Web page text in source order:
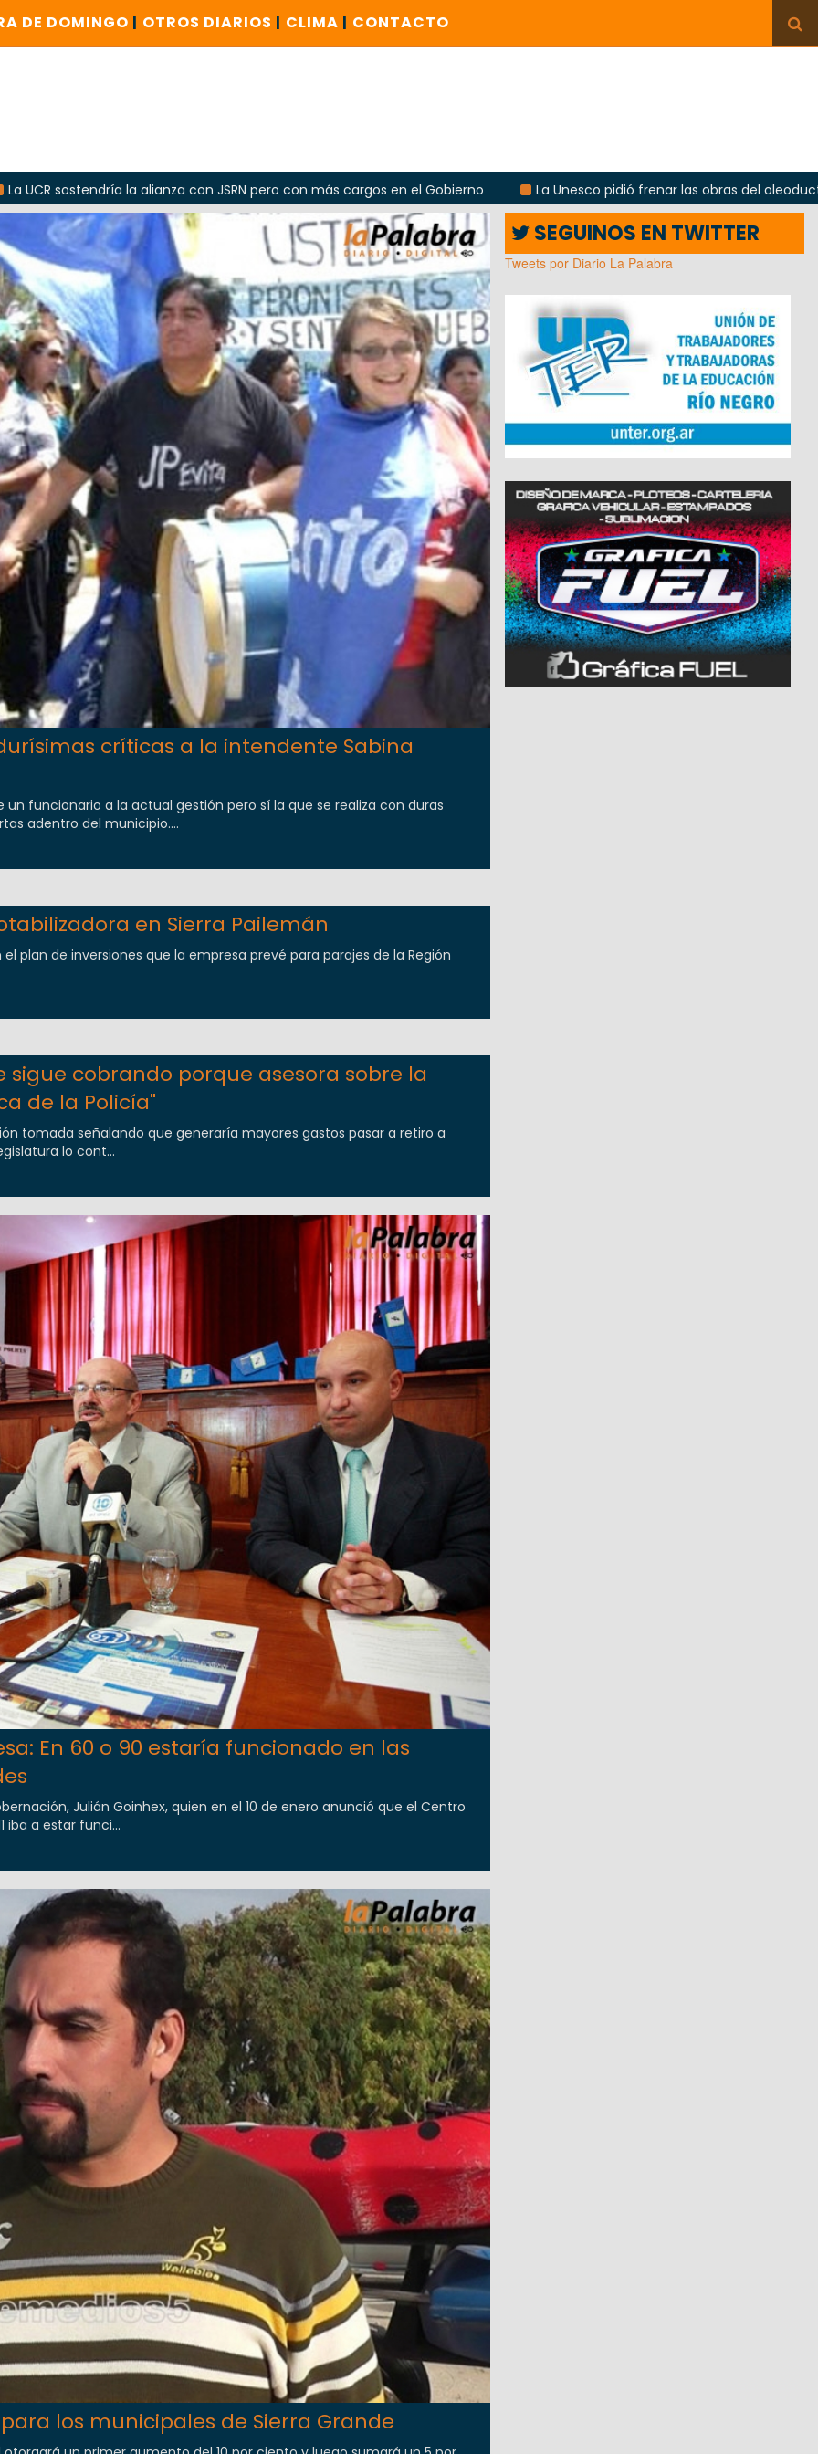
DE DOMINGO | OTROS DIARIOS | CLIMA | CONTACTO
la alianza con JSRN pero con más cargos en el Gobierno
La Unesco pidió frenar las obras del oleoducto en Punta
críticas a la intendente Sabina
un funcionario a la actual gestión pero sí la que se realiza con duras
adentro del municipio....
en Sierra Pailemán
de inversiones que la empresa prevé para parajes de la Región
sigue cobrando porque asesora sobre la
de la Policía"
tomada señalando que generaría mayores gastos pasar a retiro a
lo cont...
En 60 o 90 estaría funcionado en las
Julián Goinhex, quien en el 10 de enero anunció que el Centro
iba a estar funci...
los municipales de Sierra Grande
SEGUINOS EN TWITTER
Tweets por Diario La Palabra